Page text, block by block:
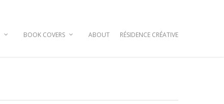
BOOK COVERS ABOUT RÉSIDENCE CRÉATIVE